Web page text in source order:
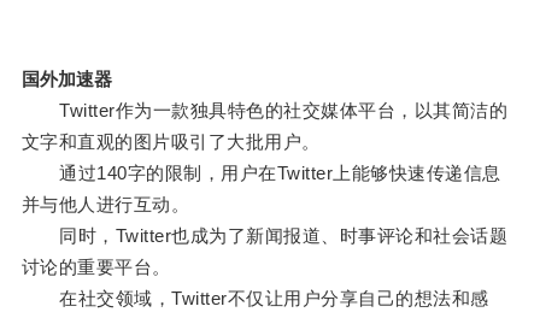
国外加速器
Twitter作为一款独具特色的社交媒体平台，以其简洁的
文字和直观的图片吸引了大批用户。
通过140字的限制，用户在Twitter上能够快速传递信息
并与他人进行互动。
同时，Twitter也成为了新闻报道、时事评论和社会话题
讨论的重要平台。
在社交领域，Twitter不仅让用户分享自己的想法和感